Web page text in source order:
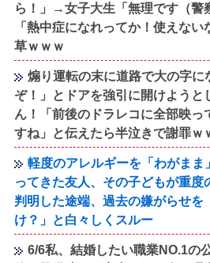
ら！」→女子大生「無理です（警
「熱中症になれってか！使えな
草ｗｗｗ
煽り運転の末に道路で大の字に
ぞ！」とドアを強引に開けようと
ん！「前後のドラレコに全部映っ
すね」と伝えたら半泣きで謝罪ｗ
軽度のアレルギーを「わがまま
ってきた友人、その子どもが重度
判明した途端、過去の嫌がらせを
け？」と白々しくスルー
6/6私、結婚したい職業NO.1の